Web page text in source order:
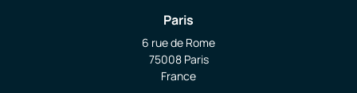
Paris
6 rue de Rome
75008 Paris
France